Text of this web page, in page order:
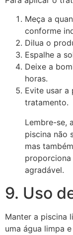
Meça a
conforme
Dilua o
Espalhe a
Deixe a
horas.
Evite usar a
tratamento.
Lembre-se,
piscina não
mas
proporciona
agradável.
9. Uso
Manter a piscina
uma água limpa